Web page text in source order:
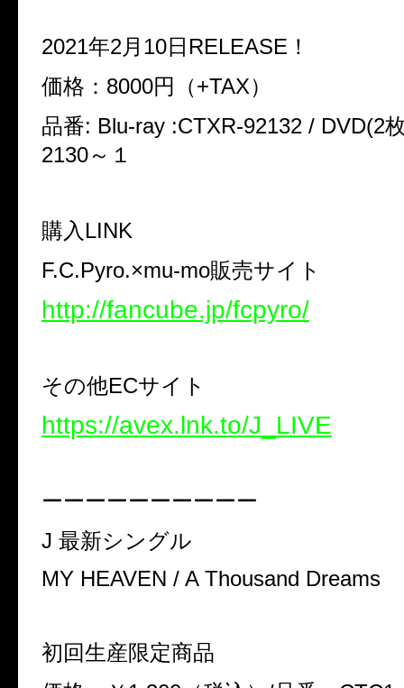
2021年2月10日RELEASE！
価格：8000円（+TAX）
品番: Blu-ray :CTXR-92132 / DVD(2
2130～１
購入LINK
F.C.Pyro.×mu-mo販売サイト
http://fancube.jp/fcpyro/
その他ECサイト
https://avex.lnk.to/J_LIVE
ーーーーーーーーーー
J 最新シングル
MY HEAVEN / A Thousand Dreams
初回生産限定商品